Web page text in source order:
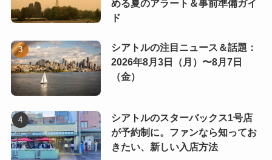
める夏のアラート＆事前準備ガイ
ド
シアトルの注目ニュース＆話題：
2026年8月3日（月）〜8月7日
（金）
シアトルのスターバックス1号店
が予約制に。ファンなら知ってお
きたい、新しい入店方法